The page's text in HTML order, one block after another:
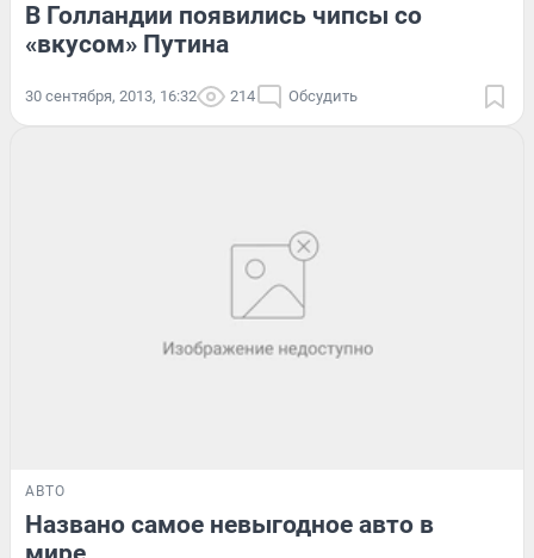
В Голландии появились чипсы со
«вкусом» Путина
30 сентября, 2013, 16:32 214 Обсудить
АВТО
Названо самое невыгодное авто в